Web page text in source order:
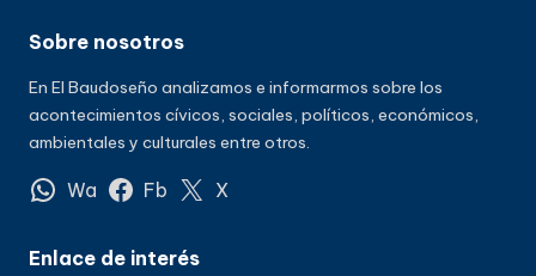
Sobre nosotros
En El Baudoseño analizamos e informarmos sobre los
acontecimientos cívicos, sociales, políticos, económicos,
ambientales y culturales entre otros.
Wa Fb X
Enlace de interés